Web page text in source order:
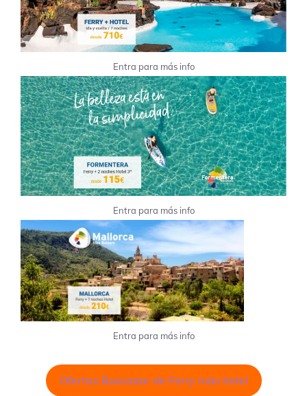
Entra para más info
Entra para más info
Entra para más info
Ofertas Buscador de Ferry más hotel